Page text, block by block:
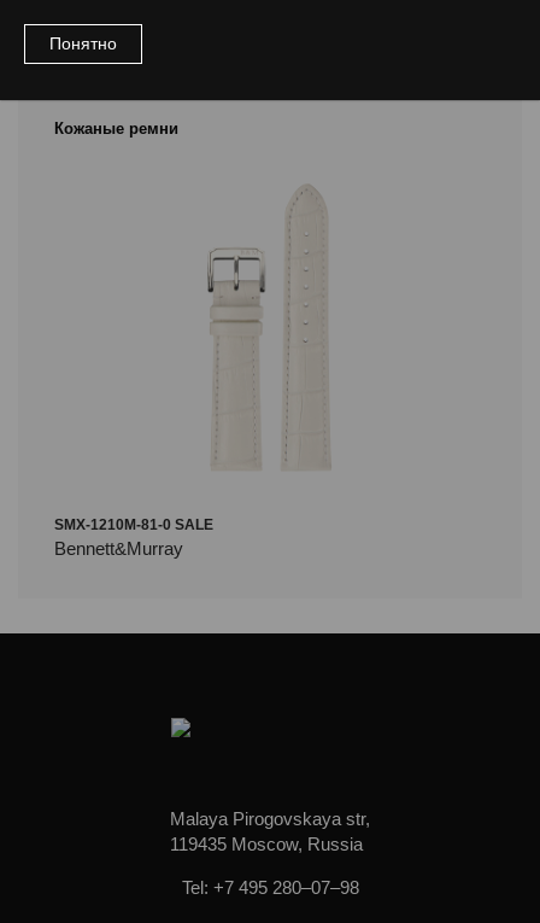
Кожаные ремни
SMX-1210M-81-0 SALE
Bennett&Murray
Понятно
Malaya Pirogovskaya str,
119435 Moscow, Russia
Tel: +7 495 280–07–98